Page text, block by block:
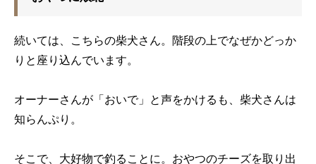
続いては、こちらの柴犬さん。階段の上でなぜかどっか
りと座り込んでいます。
オーナーさんが「おいで」と声をかけるも、柴犬さんは
知らんぷり。
そこで、大好物で釣ることに。おやつのチーズを取り出